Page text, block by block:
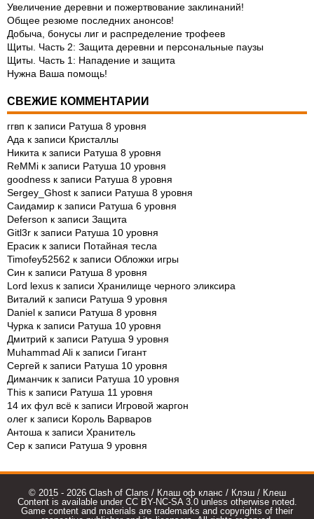
Увеличение деревни и пожертвование заклинаний!
Общее резюме последних анонсов!
Добыча, бонусы лиг и распределение трофеев
Щиты. Часть 2: Защита деревни и персональные паузы
Щиты. Часть 1: Нападение и защита
Нужна Ваша помощь!
СВЕЖИЕ КОММЕНТАРИИ
ггвп к записи Ратуша 8 уровня
Ада к записи Кристаллы
Никита к записи Ратуша 8 уровня
ReMMi к записи Ратуша 10 уровня
goodness к записи Ратуша 8 уровня
Sergey_Ghost к записи Ратуша 8 уровня
Саидамир к записи Ратуша 6 уровня
Deferson к записи Защита
Gitl3r к записи Ратуша 10 уровня
Ерасик к записи Потайная тесла
Timofey52562 к записи Обложки игры
Син к записи Ратуша 8 уровня
Lord lexus к записи Хранилище черного эликсира
Виталий к записи Ратуша 9 уровня
Daniel к записи Ратуша 8 уровня
Чурка к записи Ратуша 10 уровня
Дмитрий к записи Ратуша 9 уровня
Muhammad Ali к записи Гигант
Сергей к записи Ратуша 10 уровня
Диманчик к записи Ратуша 10 уровня
This к записи Ратуша 11 уровня
14 их фул всё к записи Игровой жаргон
олег к записи Король Варваров
Антоша к записи Хранитель
Сер к записи Ратуша 9 уровня
© 2015 - 2026 Clash of Clans / Клаш оф кланс / Клэш / Клеш
Content is available under CC BY-NC-SA 3.0 unless otherwise noted.
Game content and materials are trademarks and copyrights of their